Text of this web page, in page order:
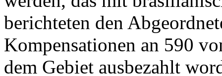
berichteten den
Kompensationen an 590
dem Gebiet ausbezahlt